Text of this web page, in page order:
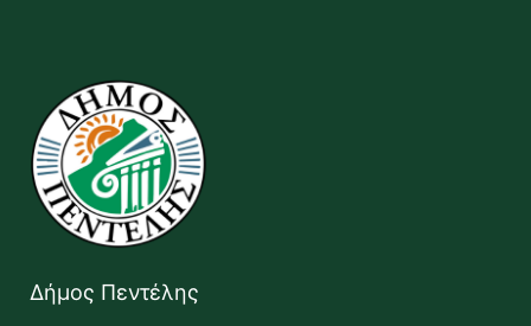
Δήμος Πεντέλης